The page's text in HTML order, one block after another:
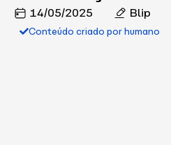
14/05/2025 Blip
Conteúdo criado por humano